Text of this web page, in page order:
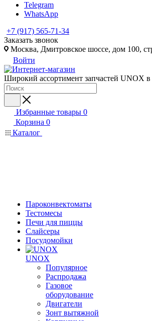
Telegram
WhatsApp
+7 (917) 565-71-34
Заказать звонок
Москва, Дмитровское шоссе, дом 100,
Войти
Широкий ассортимент запчастей UNOX
Избранные товары 0
Корзина 0
Каталог
Пароконвектоматы
Тестомесы
Печи для пиццы
Слайсеры
Посудомойки
UNOX
Популярное
Распродажа
Газовое
оборудование
Двигатели
Зонт вытяжной